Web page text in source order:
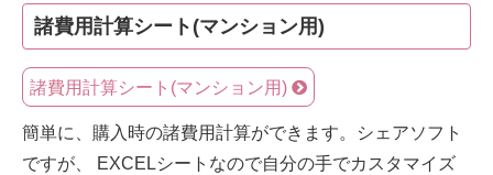
諸費用計算シート(マンション用)
諸費用計算シート(マンション用)
簡単に、購入時の諸費用計算ができます。シェアソフト
ですが、 EXCELシートなので自分の手でカスタマイズ